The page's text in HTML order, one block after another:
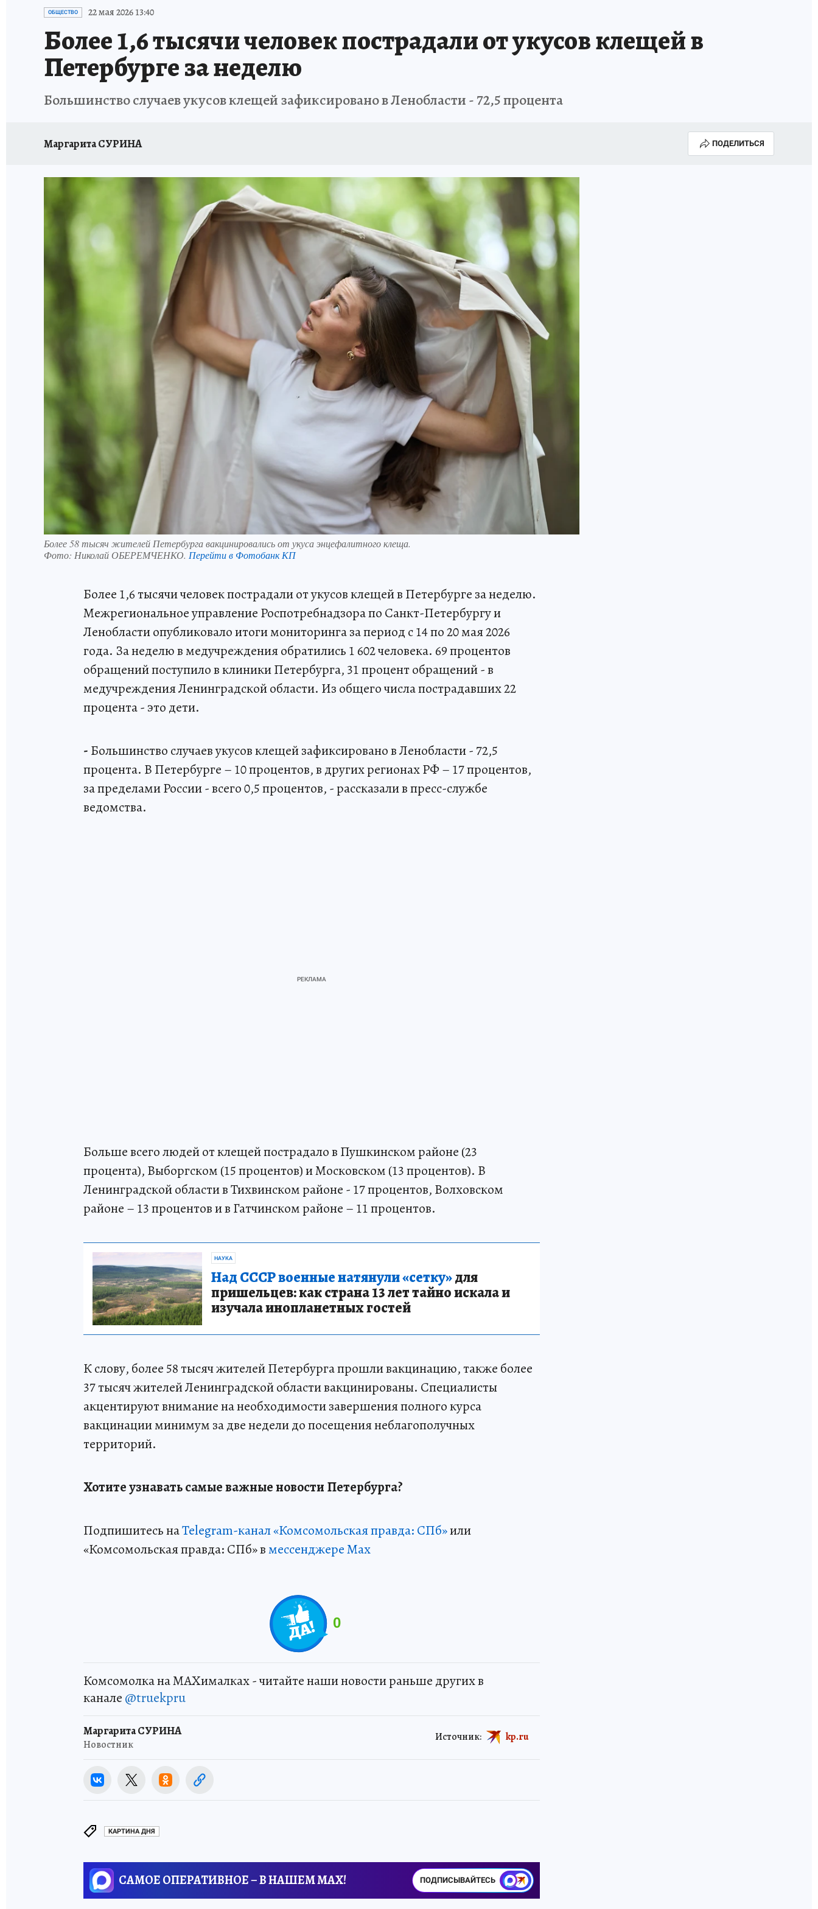
ПЕТЕРБУРГСКАЯ СТРОЙКА
ОБЩЕСТВО 22 мая 2026 13:40
Более 1,6 тысячи человек пострадали от укусов клещей в
Петербурге за неделю
Большинство случаев укусов клещей зафиксировано в Ленобласти - 72,5 процента
Маргарита СУРИНА ПОДЕЛИТЬСЯ
Более 58 тысяч жителей Петербурга вакцинировались от укуса энцефалитного клеща.
Фото: Николай ОБЕРЕМЧЕНКО. Перейти в Фотобанк КП
Более 1,6 тысячи человек пострадали от укусов клещей в Петербурге за неделю.
Межрегиональное управление Роспотребнадзора по Санкт-Петербургу и
Ленобласти опубликовало итоги мониторинга за период с 14 по 20 мая 2026
года. За неделю в медучреждения обратились 1 602 человека. 69 процентов
обращений поступило в клиники Петербурга, 31 процент обращений - в
медучреждения Ленинградской области. Из общего числа пострадавших 22
процента - это дети.
- Большинство случаев укусов клещей зафиксировано в Ленобласти - 72,5
процента. В Петербурге – 10 процентов, в других регионах РФ – 17 процентов,
за пределами России - всего 0,5 процентов, - рассказали в пресс-службе
ведомства.
Больше всего людей от клещей пострадало в Пушкинском районе (23
процента), Выборгском (15 процентов) и Московском (13 процентов). В
Ленинградской области в Тихвинском районе - 17 процентов, Волховском
районе – 13 процентов и в Гатчинском районе – 11 процентов.
НАУКА
Над СССР военные натянули «сетку»для
пришельцев: как страна 13 лет тайно искала и
изучала инопланетных гостей
К слову, более 58 тысяч жителей Петербурга прошли вакцинацию, также более
37 тысяч жителей Ленинградской области вакцинированы. Специалисты
акцентируют внимание на необходимости завершения полного курса
вакцинации минимум за две недели до посещения неблагополучных
территорий.
Хотите узнавать самые важные новости Петербурга?
Подпишитесь наTelegram-канал «Комсомольская правда: СПб»или
«Комсомольская правда: СПб» вмессенджере Max
0
Комсомолка на MAXималках - читайте наши новости раньше других в
канале @truekpru
Маргарита СУРИНА
Новостник
Источник: kp.ru
КАРТИНА ДНЯ
САМОЕ ОПЕРАТИВНОЕ – В НАШЕМ MAX! ПОДПИСЫВАЙТЕСЬ